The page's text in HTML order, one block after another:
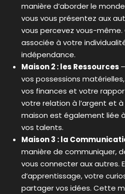
manière d’aborder le
vous vous présentez aux
vous percevez vous-
associée à votre
indépendance.
Maison 2 : les Ressources
vos possessions
vos finances et votre
votre relation à l’argent et
maison est également liée
vos talents.
Maison 3 : la
manière de communiquer,
vous connecter aux autres.
d’apprentissage, votre
partager vos idées. Cette